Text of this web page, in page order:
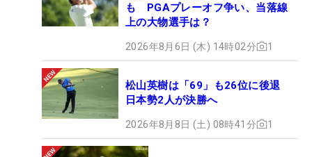
も PGAプレーオフ争い、当落線
上の大物選手は？
2026年8月6日 (木) 14時02分 1
松山英樹は「69」も26位に後退
日本勢2人が決勝へ
2026年8月8日 (土) 08時41分 1